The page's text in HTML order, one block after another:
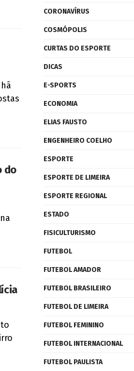
do
CORONAVÍRUS
COSMÓPOLIS
CURTAS DO ESPORTE
DICAS
E-SPORTS
ECONOMIA
ELIAS FAUSTO
ENGENHEIRO COELHO
ESPORTE
ESPORTE DE LIMEIRA
ESPORTE REGIONAL
ESTADO
FISICULTURISMO
FUTEBOL
FUTEBOL AMADOR
FUTEBOL BRASILEIRO
FUTEBOL DE LIMEIRA
FUTEBOL FEMININO
FUTEBOL INTERNACIONAL
FUTEBOL PAULISTA